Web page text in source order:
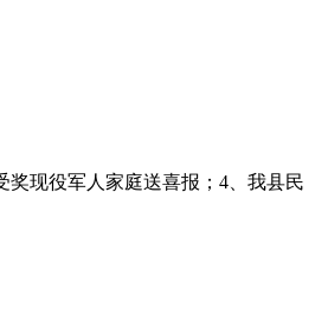
现役军人家庭送喜报；4、我县民